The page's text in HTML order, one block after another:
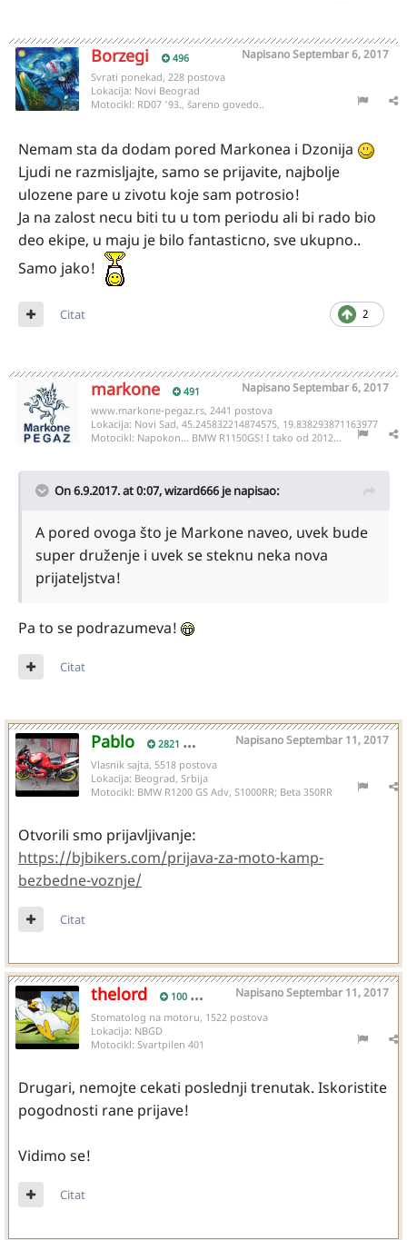
Borzegi 496 NapisanoSeptembar 6, 2017
Svrati ponekad, 228 postova
Lokacija: Novi Beograd
Motocikl: RD07 '93., šareno govedo..
Nemam sta da dodam pored Markonea i Dzonija
Ljudi ne razmisljajte, samo se prijavite, najbolje
ulozene pare u zivotu koje sam potrosio!
Ja na zalost necu biti tu u tom periodu ali bi rado bio
deo ekipe, u maju je bilo fantasticno, sve ukupno..
Samo jako!
2
Citat
markone 491 NapisanoSeptembar 6, 2017
www.markone-pegaz.rs, 2441 postova
Lokacija: Novi Sad, 45.245832214874575, 19.838293871163977
Motocikl: Napokon... BMW R1150GS! I tako od 2012...
On 6.9.2017. at 0:07,wizard666 je napisao:
A pored ovoga što je Markone naveo, uvek bude
super druženje i uvek se steknu neka nova
prijateljstva!
Pa to se podrazumeva!
Citat
Pablo 2821 NapisanoSeptembar 11, 2017
Vlasnik sajta, 5518 postova
Lokacija: Beograd, Srbija
Motocikl: BMW R1200 GS Adv, S1000RR; Beta 350RR
Otvorili smo prijavljivanje:
https://bjbikers.com/prijava-za-moto-kamp-
bezbedne-voznje/
Citat
thelord 100 NapisanoSeptembar 11, 2017
Stomatolog na motoru, 1522 postova
Lokacija: NBGD
Motocikl: Svartpilen 401
Drugari, nemojte cekati poslednji trenutak. Iskoristite
pogodnosti rane prijave!
Vidimo se!
Citat